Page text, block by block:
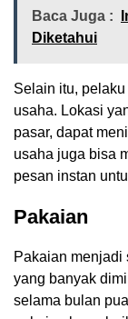
Baca Juga :
Diketahui
Selain itu,
usaha. Lokasi
pasar, dapat
usaha juga bisa
pesan instan
Pakaian
Pakaian menjadi
yang banyak
selama bulan